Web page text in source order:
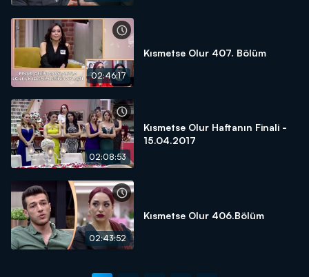
02:46:17
Kısmetse Olur 407. Bölüm
02:08:53
Kısmetse Olur Haftanın Finali -
15.04.2017
02:43:52
Kısmetse Olur 406.Bölüm